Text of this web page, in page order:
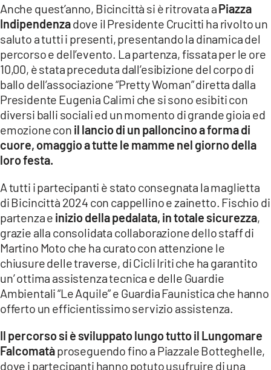
App
APPLE
Anche quest’anno, Bicincittà si è ritrovata aPiazza
Indipendenzadove il Presidente Crucitti ha rivolto un
saluto a tutti i presenti, presentando la dinamica del
percorso e dell’evento. La partenza, fissata per le ore
10,00, è stata preceduta dall’esibizione del corpo di
ballo dell’associazione “Pretty Woman” diretta dalla
Presidente Eugenia Calimi che si sono esibiti con
diversi balli sociali ed un momento di grande gioia ed
emozione con il lancio di un palloncino a forma di
cuore, omaggio a tutte le mamme nel giorno della
loro festa.
A tutti i partecipanti è stato consegnata la maglietta
di Bicincittà 2024 con cappellino e zainetto. Fischio di
partenza e inizio della pedalata, in totale sicurezza,
grazie alla consolidata collaborazione dello staff di
Martino Moto che ha curato con attenzione le
chiusure delle traverse, di Cicli Iriti che ha garantito
un’ ottima assistenza tecnica e delle Guardie
Ambientali “Le Aquile” e Guardia Faunistica che hanno
offerto un efficientissimo servizio assistenza.
Il percorso si è sviluppato lungo tutto il Lungomare
Falcomatàproseguendo fino a Piazzale Botteghelle,
dove i partecipanti hanno potuto usufruire di una